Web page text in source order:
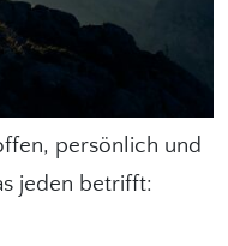
persönlich und
jeden betrifft: